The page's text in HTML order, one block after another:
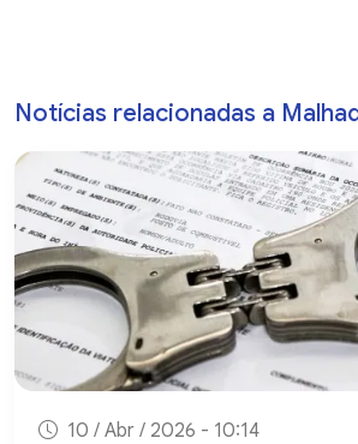
Notícias relacionadas a
10 / Abr / 2026 - 10:14